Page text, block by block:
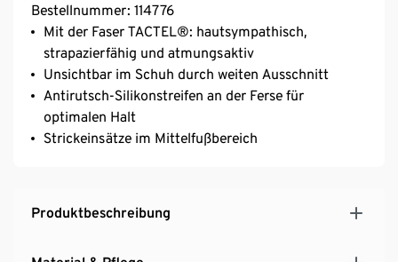
Bestellnummer: 114776
Mit der Faser TACTEL®: hautsympathisch,
strapazierfähig und atmungsaktiv
Unsichtbar im Schuh durch weiten Ausschnitt
Antirutsch-Silikonstreifen an der Ferse für
optimalen Halt
Strickeinsätze im Mittelfußbereich
Produktbeschreibung